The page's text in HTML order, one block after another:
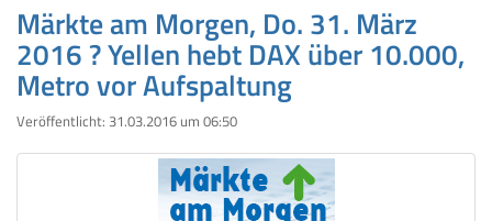
Märkte am Morgen, Do. 31. März
2016 ? Yellen hebt DAX über 10.000,
Metro vor Aufspaltung
Veröffentlicht: 31.03.2016 um 06:50